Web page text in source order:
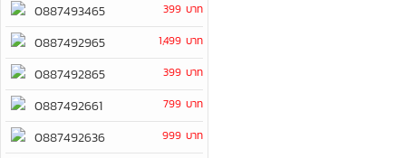
0887493465 399 บาท
0887492965 1,499 บาท
0887492865 399 บาท
0887492661 799 บาท
0887492636 999 บาท